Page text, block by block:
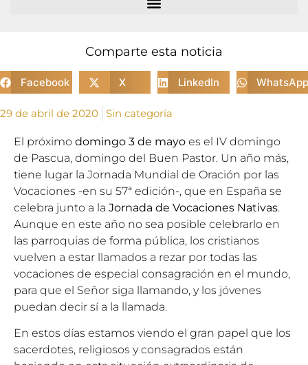
Comparte esta noticia
Facebook X LinkedIn WhatsApp
29 de abril de 2020 Sin categoría
El próximo domingo 3 de mayo es el IV domingo
de Pascua, domingo del Buen Pastor. Un año más,
tiene lugar la Jornada Mundial de Oración por las
Vocaciones -en su 57ª edición-, que en España se
celebra junto a la Jornada de Vocaciones Nativas.
Aunque en este año no sea posible celebrarlo en
las parroquias de forma pública, los cristianos
vuelven a estar llamados a rezar por todas las
vocaciones de especial consagración en el mundo,
para que el Señor siga llamando, y los jóvenes
puedan decir sí a la llamada.
En estos días estamos viendo el gran papel que los
sacerdotes, religiosos y consagrados están